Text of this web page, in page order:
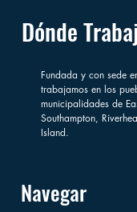
Dónde
Fundada y con sede
trabajamos en los
municipalidades de
Southampton,
Island.
Navegar